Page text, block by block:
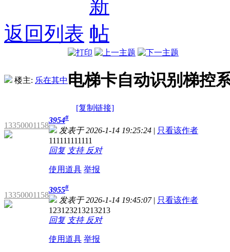
返回列表
楼主: 乐在其中 电梯卡自动识别梯控
[复制链接]
13350001158
3954#
发表于 2026-1-14 19:25:24 | 只看该作者
111111111111
回复 支持 反对
使用道具 举报
13350001158
3955#
发表于 2026-1-14 19:45:07 | 只看该作者
123123213213213
回复 支持 反对
使用道具 举报